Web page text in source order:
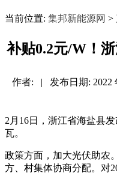
当前位置: 集邦新能源网 >
补贴0.2元/W！
作者: | 发布日期: 2022
2月16日，浙江省海盐县
瓦。
政策方面，加大光伏助农
方、村集体协商分配。对